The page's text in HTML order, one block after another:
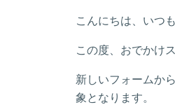
こんにちは、いつ
この度、おでかけ
新しいフォームか
象となります。